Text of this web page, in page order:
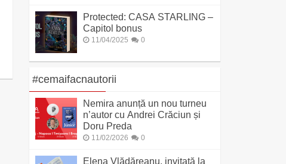
Protected: CASA STARLING –
Capitol bonus
11/04/2025 0
#cemaifacnautorii
Nemira anunță un nou turneu
n’autor cu Andrei Crăciun și
Doru Preda
11/02/2026 0
Elena Vlădăreanu, invitată la